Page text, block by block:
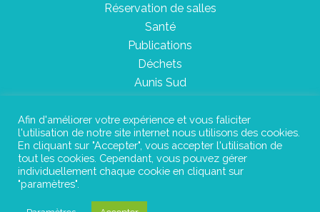
Réservation de salles
Santé
Publications
Déchets
Aunis Sud
Plan du site
Mentions légales
Afin d'améliorer votre expérience et vous faliciter
l'utilisation de notre site internet nous utilisons des cookies.
En cliquant sur "Accepter", vous accepter l'utilisation de
tout les cookies. Cependant, vous pouvez gérer
individuellement chaque cookie en cliquant sur
"paramètres".